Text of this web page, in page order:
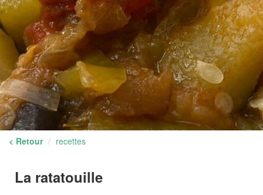
< Retour recettes
La ratatouille